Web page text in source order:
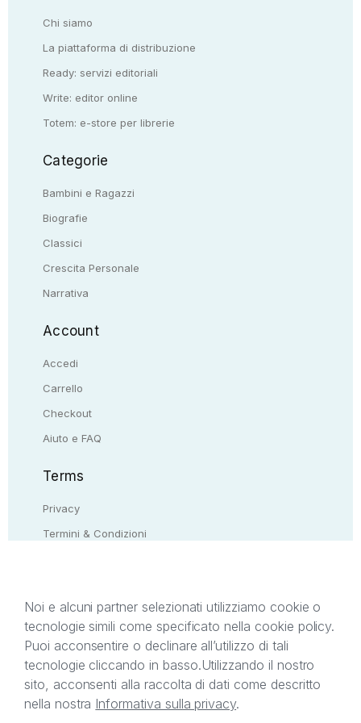
Chi siamo
La piattaforma di distribuzione
Ready: servizi editoriali
Write: editor online
Totem: e-store per librerie
Categorie
Bambini e Ragazzi
Biografie
Classici
Crescita Personale
Narrativa
Account
Accedi
Carrello
Checkout
Aiuto e FAQ
Terms
Privacy
Termini & Condizioni
Il presente sito web è di proprietà di StreetLib S.r.l.
titolare di tutti i diritti di proprietà intellettuale
afferenti ai marchi, loghi e segni distintivi presenti
sul sito web. Si invita l’utente a prendere visione
Noi e alcuni partner selezionati utilizziamo cookie o
tecnologie simili come specificato nella cookie policy.
Puoi acconsentire o declinare all’utilizzo di tali
tecnologie cliccando in basso.Utilizzando il nostro
sito, acconsenti alla raccolta di dati come descritto
nella nostra Informativa sulla privacy.